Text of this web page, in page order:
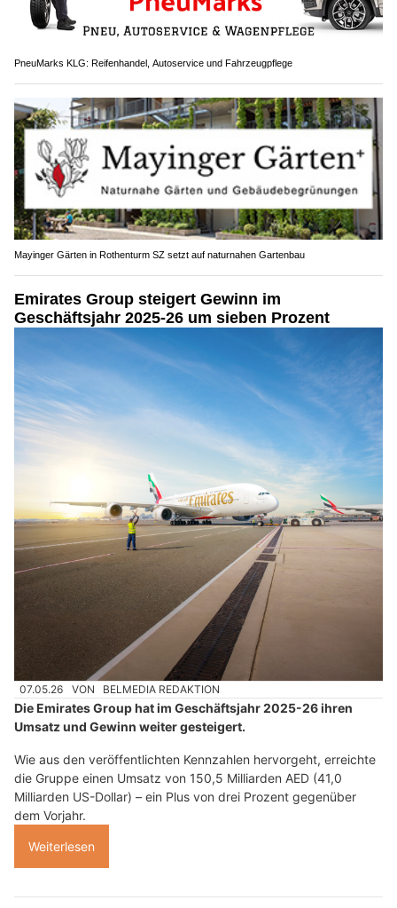
PneuMarks KLG: Reifenhandel, Autoservice und Fahrzeugpflege
Mayinger Gärten in Rothenturm SZ setzt auf naturnahen Gartenbau
Emirates Group steigert Gewinn im
Geschäftsjahr 2025-26 um sieben Prozent
07.05.26 VON BELMEDIA REDAKTION
Die Emirates Group hat im Geschäftsjahr 2025-26 ihren
Umsatz und Gewinn weiter gesteigert.
Wie aus den veröffentlichten Kennzahlen hervorgeht, erreichte
die Gruppe einen Umsatz von 150,5 Milliarden AED (41,0
Milliarden US-Dollar) – ein Plus von drei Prozent gegenüber
dem Vorjahr.
Weiterlesen